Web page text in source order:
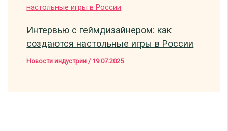
Интервью с геймдизайнером: как
создаются настольные игры в России
Новости индустрии / 19.07.2025